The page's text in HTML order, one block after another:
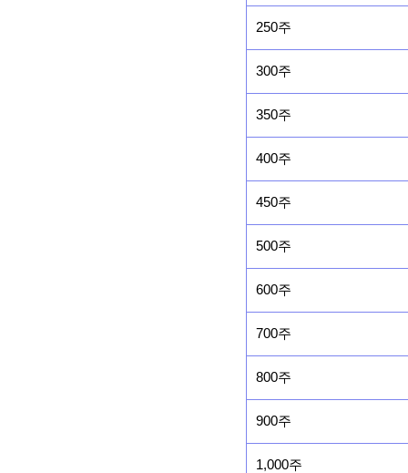
250주
300주
350주
400주
450주
500주
600주
700주
800주
900주
1,000주